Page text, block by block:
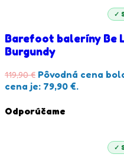
✓
Barefoot baleríny Be
Burgundy
119,90€ Pôvodná cena
cena je: 79,90 €.
Odporúčame
✓